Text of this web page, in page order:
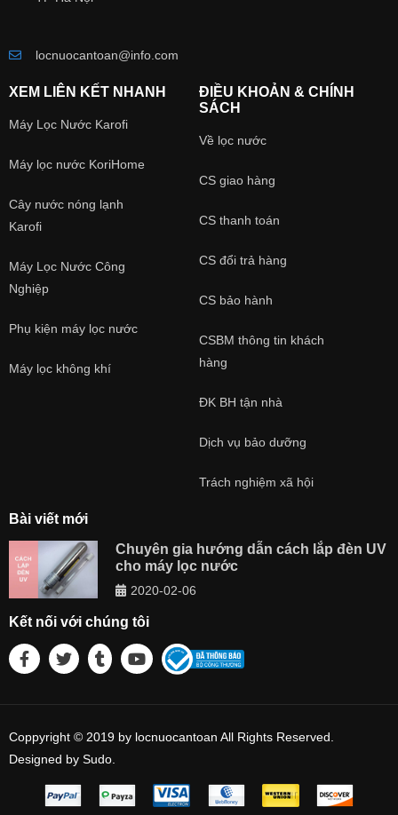
locnuocantoan@info.com
XEM LIÊN KẾT NHANH
Máy Lọc Nước Karofi
Máy lọc nước KoriHome
Cây nước nóng lạnh
Karofi
Máy Lọc Nước Công
Nghiệp
Phụ kiện máy lọc nước
Máy lọc không khí
ĐIỀU KHOẢN & CHÍNH
SÁCH
Về lọc nước
CS giao hàng
CS thanh toán
CS đổi trả hàng
CS bảo hành
CSBM thông tin khách
hàng
ĐK BH tận nhà
Dịch vụ bảo dưỡng
Trách nghiệm xã hội
Bài viết mới
Chuyên gia hướng dẫn cách lắp đèn UV
cho máy lọc nước
2020-02-06
Kết nối với chúng tôi
Coppyright © 2019 by locnuocantoan All Rights Reserved.
Designed by Sudo.